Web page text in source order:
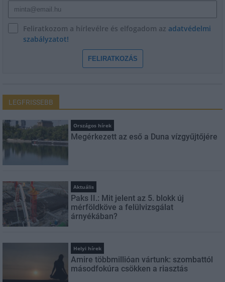
Feliratkozom a hírlevélre és elfogadom az adatvédelmi
szabályzatot!
FELIRATKOZÁS
LEGFRISSEBB
Országos hírek
Megérkezett az eső a Duna vízgyűjtőjére
Aktuális
Paks II.: Mit jelent az 5. blokk új
mérföldköve a felülvizsgálat
árnyékában?
Helyi hírek
Amire többmillióan vártunk: szombattól
másodfokúra csökken a riasztás